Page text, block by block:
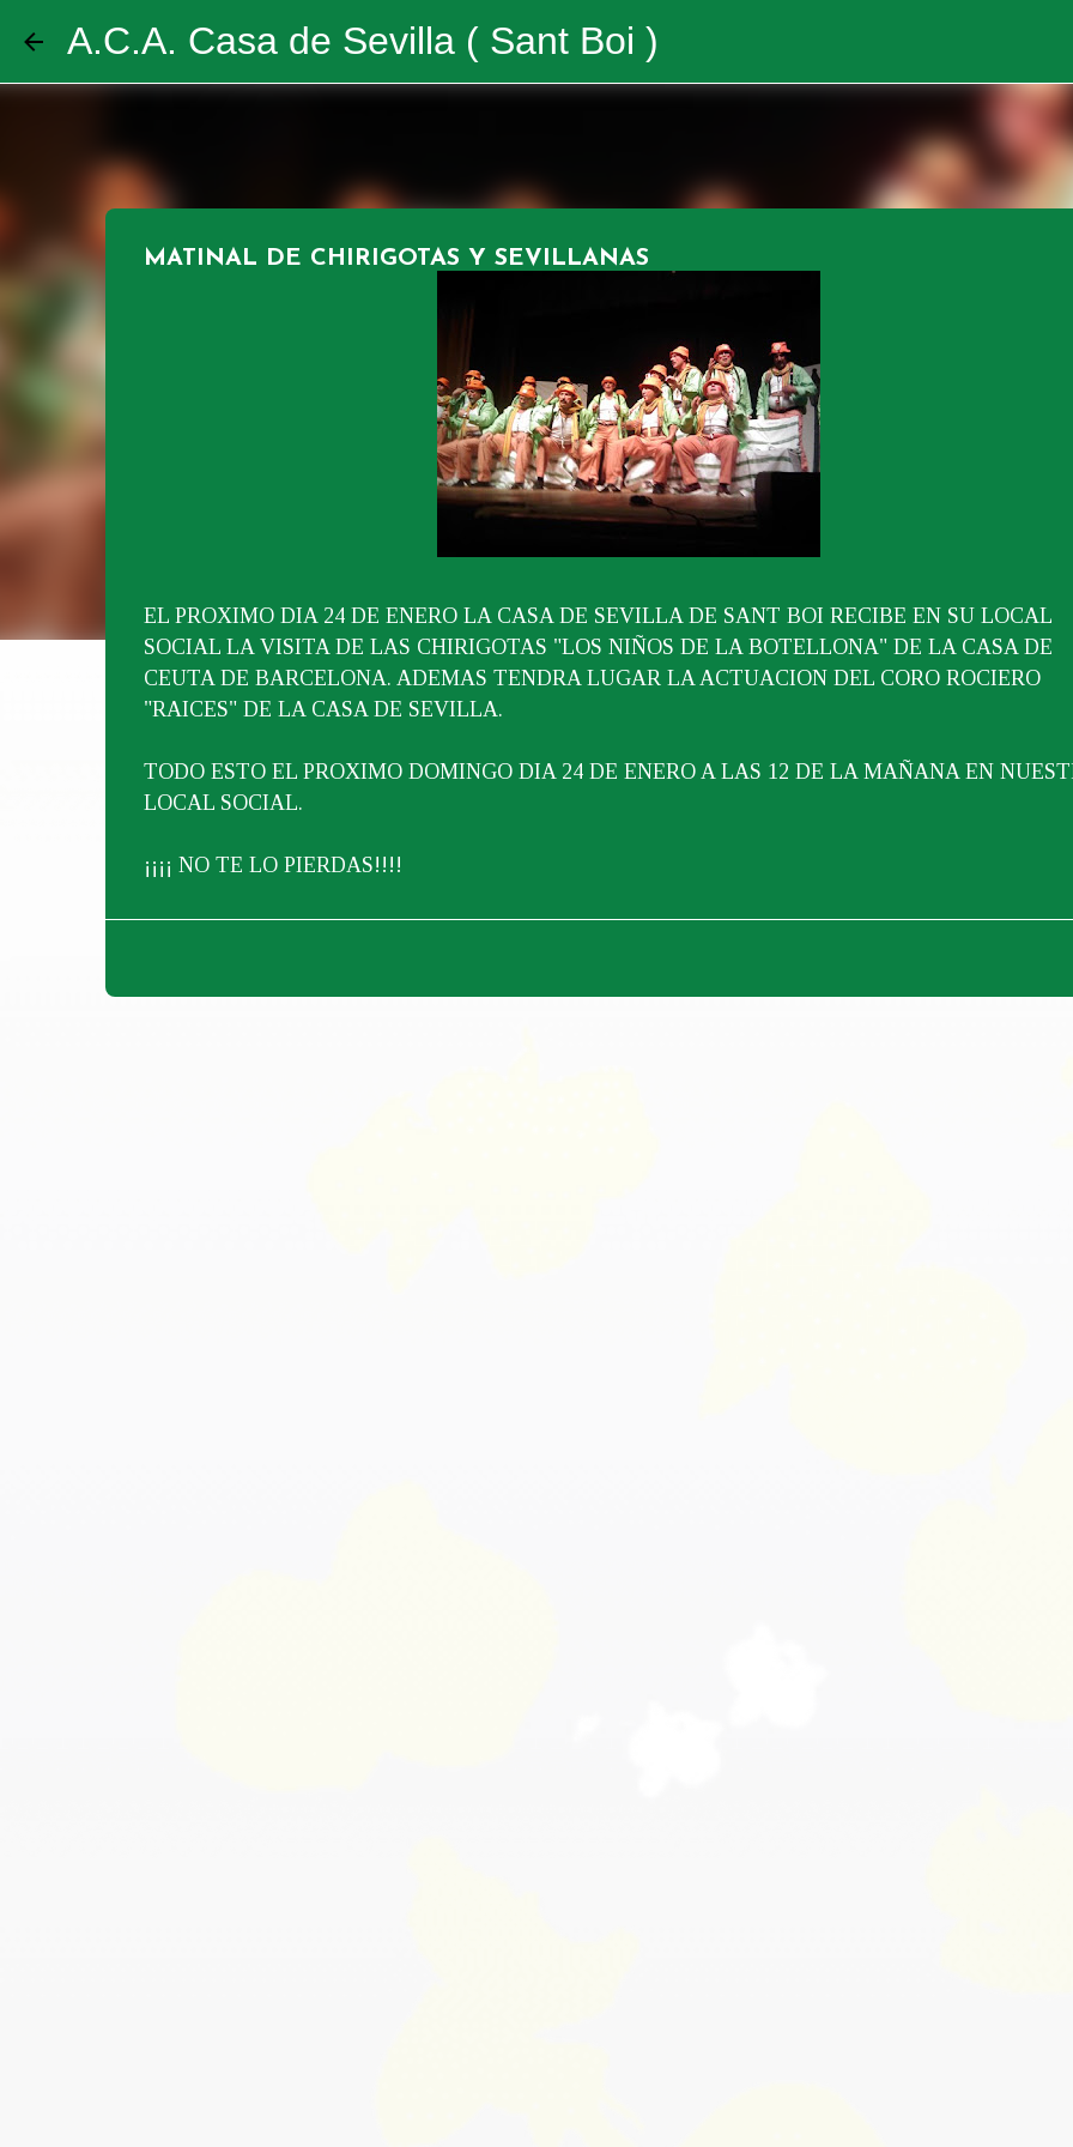
A.C.A. Casa de Sevilla ( Sant Boi )
MATINAL DE CHIRIGOTAS Y SEVILLANAS
EL PROXIMO DIA 24 DE ENERO LA CASA DE SEVILLA DE SANT BOI RECIBE EN SU LOCAL
SOCIAL LA VISITA DE LAS CHIRIGOTAS "LOS NIÑOS DE LA BOTELLONA" DE LA CASA DE
CEUTA DE BARCELONA. ADEMAS TENDRA LUGAR LA ACTUACION DEL CORO ROCIERO
"RAICES" DE LA CASA DE SEVILLA.
TODO ESTO EL PROXIMO DOMINGO DIA 24 DE ENERO A LAS 12 DE LA MAÑANA EN
LOCAL SOCIAL.
¡¡¡¡ NO TE LO PIERDAS!!!!